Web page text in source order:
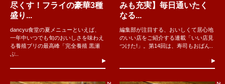
尽くす！フライの豪華3種
盛り...
dancyu食堂の夏メニューといえば、
一年中いつでも旬のおいしさを味わえ
る養殖ブリの最高峰「完全養殖 黒瀬
ぶ..
みも充実】毎日通いたく
なる...
編集部が注目する、おいしくて居心地
のいい店をご紹介する連載「いい店見
つけた!」。第14回は、寿司もおばん..